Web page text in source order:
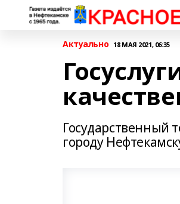
Актуально 18 МАЯ 2021, 06:35
Государственный
городу